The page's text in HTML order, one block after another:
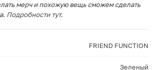
мерч и похожую вещь сможем сделать
Подробности тут.
FRIEND FUNCTION
Зеленый